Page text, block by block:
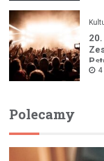
4
Polecamy